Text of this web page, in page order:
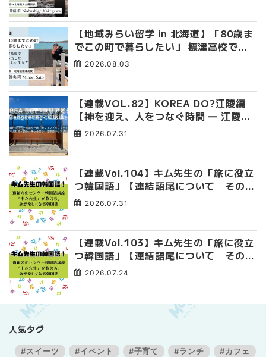
【地域みらい留学 in 北海道】「80歳ま
でこの町で暮らしたい」 標津高校で踏
み出した、私らしい生き方
2026.08.03
【連載VOL.82】KOREA DO?江陵編
【神を迎え、人をつなぐ時間 ― 江陵端
午祭 】
2026.07.31
【連載Vol.104】キム先生の「旅に役立
つ韓国語」【連結語尾について その
4】2026.07.31
【連載Vol.103】キム先生の「旅に役立
つ韓国語」【連結語尾について その
3】2026.07.24
人気タグ
#スイーツ #イベント #子育て #ランチ
#カフェ